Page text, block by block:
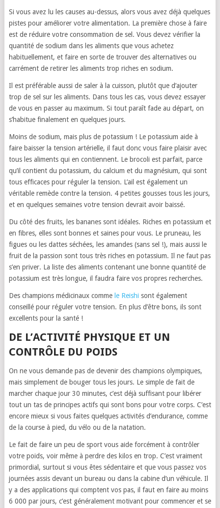
Si vous avez lu les causes au-dessus, alors vous avez déjà quelques
pistes pour améliorer votre alimentation. La première chose à faire
est de réduire votre consommation de sel. Vous devez vérifier la
quantité de sodium dans les aliments que vous achetez
habituellement, et faire en sorte de trouver des alternatives ou
carrément de retirer les aliments trop riches en sodium.
Il est préférable aussi de saler à la cuisson, plutôt que d’ajouter
trop de sel sur les aliments. Dans tous les cas, vous devez essayer
de vous en passer au maximum. Si tout paraît fade au départ, on
s’habitue finalement en quelques jours.
Moins de sodium, mais plus de potassium ! Le potassium aide à
faire baisser la tension artérielle, il faut donc vous faire plaisir avec
tous les aliments qui en contiennent. Le brocoli est parfait, parce
qu’il contient du potassium, du calcium et du magnésium, qui sont
tous efficaces pour réguler la tension. L’ail est également un
véritable remède contre la tension. 4 petites gousses tous les jours,
et en quelques semaines votre tension devrait avoir baissé.
Du côté des fruits, les bananes sont idéales. Riches en potassium et
en fibres, elles sont bonnes et saines pour vous. Le pruneau, les
figues ou les dattes séchées, les amandes (sans sel !), mais aussi le
fruit de la passion sont tous très riches en potassium. Il ne faut pas
s’en priver. La liste des aliments contenant une bonne quantité de
potassium est très longue, il faudra faire vos propres recherches.
Des champions médicinaux comme le Reishi sont également
conseillé pour réguler votre tension. En plus d’être bons, ils sont
excellents pour la santé !
DE L’ACTIVITÉ PHYSIQUE ET UN
CONTRÔLE DU POIDS
On ne vous demande pas de devenir des champions olympiques,
mais simplement de bouger tous les jours. Le simple de fait de
marcher chaque jour 30 minutes, c’est déjà suffisant pour libérer
tout un tas de principes actifs qui sont bons pour votre corps. C’est
encore mieux si vous faites quelques activités d’endurance, comme
de la course à pied, du vélo ou de la natation.
Le fait de faire un peu de sport vous aide forcément à contrôler
votre poids, voir même à perdre des kilos en trop. C’est vraiment
primordial, surtout si vous êtes sédentaire et que vous passez vos
journées assis devant un bureau ou dans la cabine d’un véhicule. Il
y a des applications qui comptent vos pas, il faut en faire au moins
6 000 par jours, c’est généralement motivant pour commencer et se